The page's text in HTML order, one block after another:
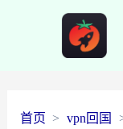
首页
vpn回国